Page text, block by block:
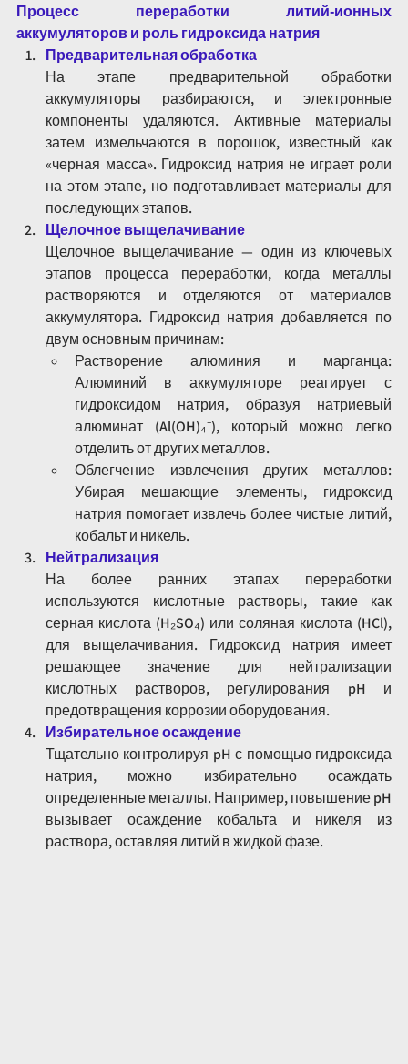
Процесс переработки литий-ионных
аккумуляторов и роль гидроксида натрия
Предварительная обработка
На этапе предварительной обработки
аккумуляторы разбираются, и электронные
компоненты удаляются. Активные материалы
затем измельчаются в порошок, известный как
«черная масса». Гидроксид натрия не играет роли
на этом этапе, но подготавливает материалы для
последующих этапов.
Щелочное выщелачивание
Щелочное выщелачивание — один из ключевых
этапов процесса переработки, когда металлы
растворяются и отделяются от материалов
аккумулятора. Гидроксид натрия добавляется по
двум основным причинам:
Растворение алюминия и марганца:
Алюминий в аккумуляторе реагирует с
гидроксидом натрия, образуя натриевый
алюминат (Al(OH)₄⁻), который можно легко
отделить от других металлов.
Облегчение извлечения других металлов:
Убирая мешающие элементы, гидроксид
натрия помогает извлечь более чистые литий,
кобальт и никель.
Нейтрализация
На более ранних этапах переработки
используются кислотные растворы, такие как
серная кислота (H₂SO₄) или соляная кислота (HCl),
для выщелачивания. Гидроксид натрия имеет
решающее значение для нейтрализации
кислотных растворов, регулирования pH и
предотвращения коррозии оборудования.
Избирательное осаждение
Тщательно контролируя pH с помощью гидроксида
натрия, можно избирательно осаждать
определенные металлы. Например, повышение pH
вызывает осаждение кобальта и никеля из
раствора, оставляя литий в жидкой фазе.